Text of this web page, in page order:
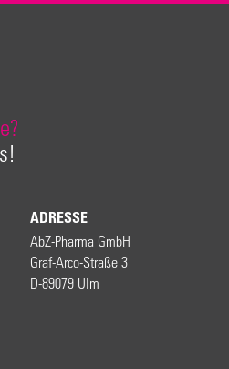
ADRESSE
AbZ-Pharma GmbH
Graf-Arco-Straße 3
D-89079 Ulm